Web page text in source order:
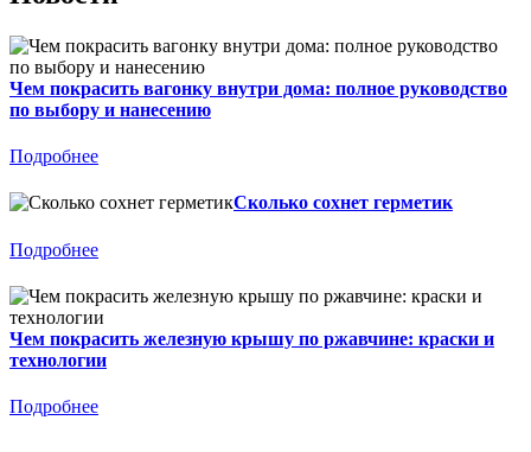
Чем покрасить вагонку внутри дома: полное руководство
по выбору и нанесению
Подробнее
Сколько сохнет герметик
Подробнее
Чем покрасить железную крышу по ржавчине: краски и
технологии
Подробнее